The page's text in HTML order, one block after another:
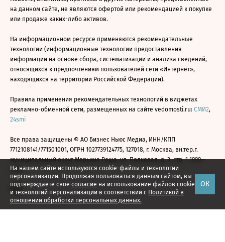
На нашем сайте используются cookie-файлы и технологии
персонализации. Продолжая пользоваться данным сайтом, вы
подтверждаете свое согласие на использование файлов cookie
и технологий персонализации в соответствии с Политикой в
отношении обработки персональных данных.
ОК
на данном сайте, не являются офертой или рекомендацией к покупке
или продаже каких-либо активов.
На информационном ресурсе применяются рекомендательные
технологии (информационные технологии предоставления
информации на основе сбора, систематизации и анализа сведений,
относящихся к предпочтениям пользователей сети «Интернет»,
находящихся на территории Российской Федерации).
Правила применения рекомендательных технологий в виджетах
рекламно-обменной сети, размещенных на сайте vedomosti.ru: СМИ2,
24smi
Все права защищены © АО Бизнес Ньюс Медиа, ИНН/КПП
7712108141/771501001, ОГРН 1027739124775, 127018, г. Москва, вн.тер.г.
муниципальный округ Марьина Роща, ул. Полковая, д. 3, стр. 1 1999—
2026